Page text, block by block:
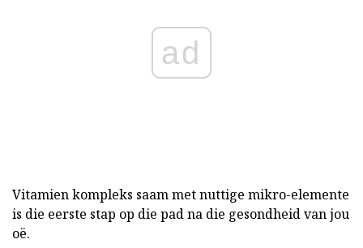
ad
Vitamien kompleks saam met nuttige mikro-elemente
is die eerste stap op die pad na die gesondheid van jou
oë.